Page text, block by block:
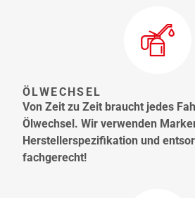
ÖLWECHSEL
Von Zeit zu Zeit braucht jedes
Ölwechsel. Wir verwenden
Herstellerspezifikation und
fachgerecht!